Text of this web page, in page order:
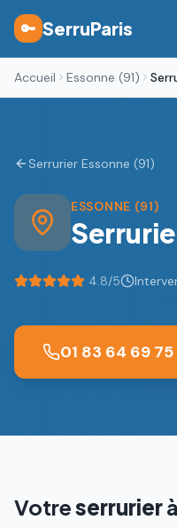
🔑 SerruParis
Accueil Essonne (91)
Serrurier Essonne (91)
ESSONNE (91)
4.8/5
01 83 64 69 75
Votreserrurierà